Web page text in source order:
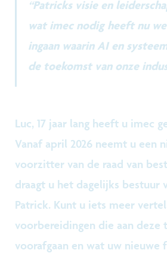
“Patricks visie en
wat imec nodig heeft nu
ingaan waarin AI en
de toekomst van onze
Luc, 17 jaar lang heeft u imec
Vanaf april 2026 neemt u een
voorzitter van de raad van
draagt u het dagelijks bestuur
Patrick. Kunt u iets meer
voorbereidingen die aan deze
voorafgaan en wat uw nieuwe